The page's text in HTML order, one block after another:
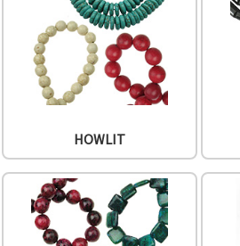
HOWLIT